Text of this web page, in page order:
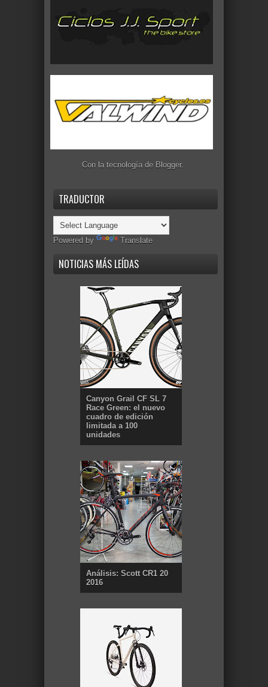
Con la tecnología de Blogger.
TRADUCTOR
Powered by Translate
NOTICIAS MÁS LEÍDAS
Canyon Grail CF SL 7
Race Green: el nuevo
cuadro de edición
limitada a 100
unidades
Análisis: Scott CR1 20
2016